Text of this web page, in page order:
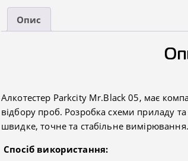
кількість
Опис
Алкотестер Parkcity Mr.Black 05, має
відбору проб. Розробка схеми приладу
швидке, точне та стабільне вимірювання.
Спосіб використання: